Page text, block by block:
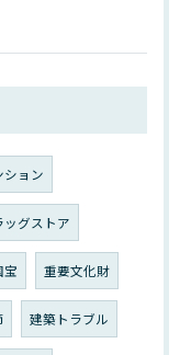
ション
ッグストア
宝 重要文化財
建築トラブル